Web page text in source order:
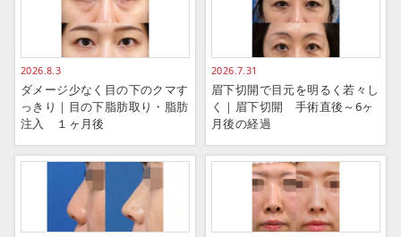
2026.8.3
ダメージ少なく目の下のクマす
っきり｜目の下脂肪取り・脂肪
注入 １ヶ月後
2026.7.31
眉下切開で目元を明るく若々し
く｜眉下切開 手術直後～6ヶ
月後の経過